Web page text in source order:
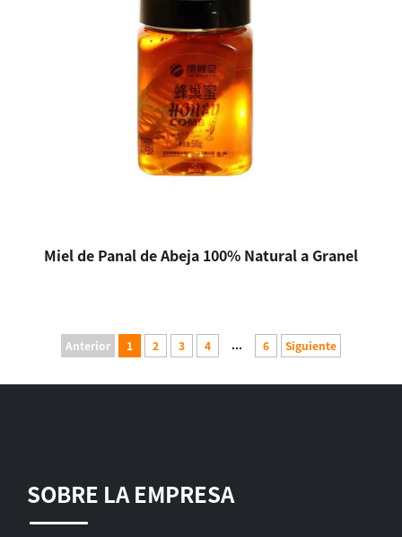
Miel de Panal de Abeja 100% Natural a Granel
Anterior 1 2 3 4 ... 6 Siguiente
SOBRE LA EMPRESA